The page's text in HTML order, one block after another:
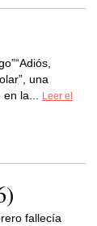
una
la...
Leer el
fallecía